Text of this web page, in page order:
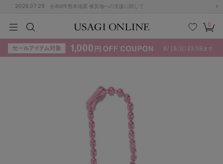
2026.07.29 令和8年熊本地震 被災地への支援に関して
検索
お気
に入
カー
ト
0
KIDSBABYBEAUTYLIFE STYLE
KIDSBABYBEAUTYLIFE STYLE
F G
T
その